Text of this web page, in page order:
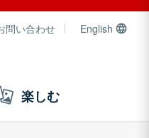
問い合わせ English
楽しむ